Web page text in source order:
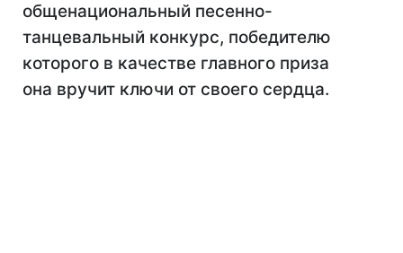
общенациональный песенно-
танцевальный конкурс, победителю
которого в качестве главного приза
она вручит ключи от своего сердца.